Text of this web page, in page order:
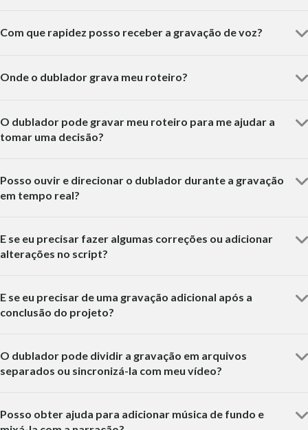
Com que rapidez posso receber a gravação de voz?
Onde o dublador grava meu roteiro?
O dublador pode gravar meu roteiro para me ajudar a
tomar uma decisão?
Posso ouvir e direcionar o dublador durante a gravação
em tempo real?
E se eu precisar fazer algumas correções ou adicionar
alterações no script?
E se eu precisar de uma gravação adicional após a
conclusão do projeto?
O dublador pode dividir a gravação em arquivos
separados ou sincronizá-la com meu vídeo?
Posso obter ajuda para adicionar música de fundo e